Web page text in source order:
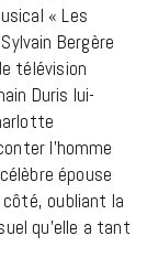
« Les
Bergère
télévision
Duris lui-
l’homme
épouse
oubliant la
qu’elle a tant